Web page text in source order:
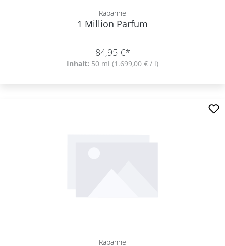
Rabanne
1 Million Parfum
84,95 €*
Inhalt: 50 ml (1.699,00 € / l)
Rabanne